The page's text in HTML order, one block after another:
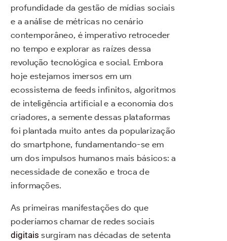
profundidade da gestão de mídias sociais
e a análise de métricas no cenário
contemporâneo, é imperativo retroceder
no tempo e explorar as raízes dessa
revolução tecnológica e social. Embora
hoje estejamos imersos em um
ecossistema de feeds infinitos, algoritmos
de inteligência artificial e a economia dos
criadores, a semente dessas plataformas
foi plantada muito antes da popularização
do smartphone, fundamentando-se em
um dos impulsos humanos mais básicos: a
necessidade de conexão e troca de
informações.
As primeiras manifestações do que
poderíamos chamar de redes sociais
digitais surgiram nas décadas de setenta